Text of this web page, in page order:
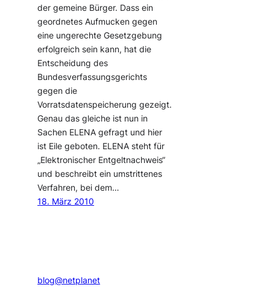
der gemeine Bürger. Dass ein
geordnetes Aufmucken gegen
eine ungerechte Gesetzgebung
erfolgreich sein kann, hat die
Entscheidung des
Bundesverfassungsgerichts
gegen die
Vorratsdatenspeicherung gezeigt.
Genau das gleiche ist nun in
Sachen ELENA gefragt und hier
ist Eile geboten. ELENA steht für
„Elektronischer Entgeltnachweis“
und beschreibt ein umstrittenes
Verfahren, bei dem…
18. März 2010
blog@netplanet